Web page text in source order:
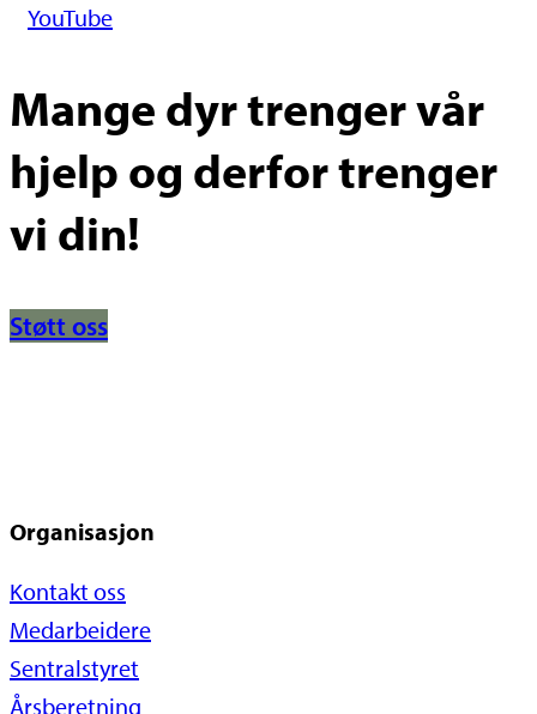
YouTube
Mange dyr trenger vår
hjelp og derfor trenger
vi din!
Støtt oss
Organisasjon
Kontakt oss
Medarbeidere
Sentralstyret
Årsberetning